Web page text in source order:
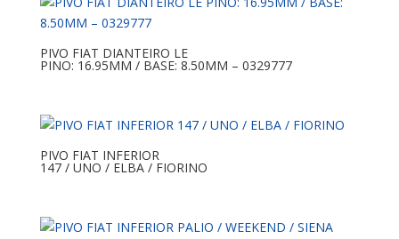
PIVO FIAT DIANTEIRO LE
PINO: 16.95MM / BASE: 8.50MM – 0329777
PIVO FIAT INFERIOR
147 / UNO / ELBA / FIORINO